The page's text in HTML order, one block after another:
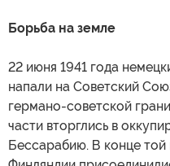
Борьба на земле
22 июня 1941 года
напали на Советский
германо-советской
части вторглись в
Бессарабию. В конце